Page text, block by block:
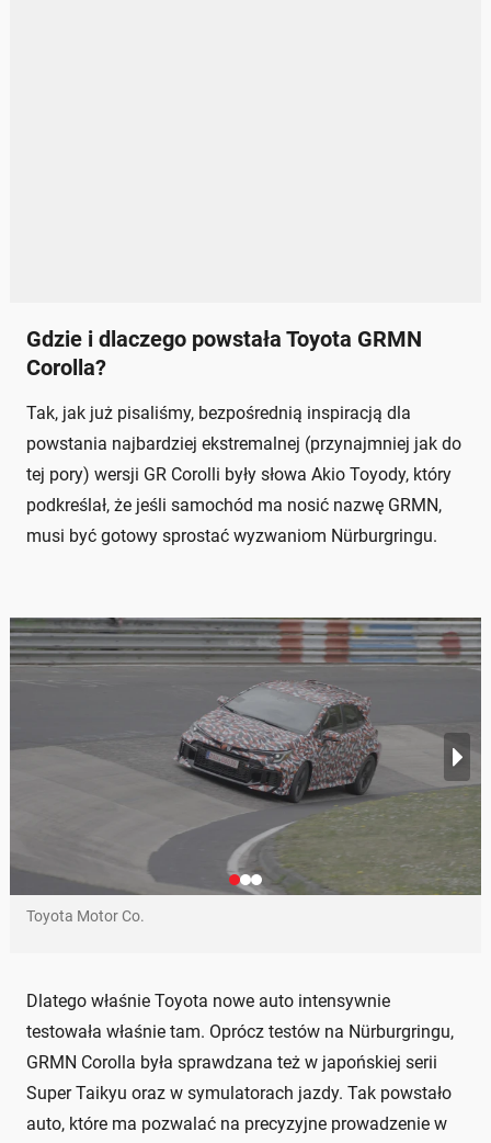
Gdzie i dlaczego powstała Toyota GRMN
Corolla?
Tak, jak już pisaliśmy, bezpośrednią inspiracją dla
powstania najbardziej ekstremalnej (przynajmniej jak do
tej pory) wersji GR Corolli były słowa Akio Toyody, który
podkreślał, że jeśli samochód ma nosić nazwę GRMN,
musi być gotowy sprostać wyzwaniom Nürburgringu.
Toyota Motor Co.
Dlatego właśnie Toyota nowe auto intensywnie
testowała właśnie tam. Oprócz testów na Nürburgringu,
GRMN Corolla była sprawdzana też w japońskiej serii
Super Taikyu oraz w symulatorach jazdy. Tak powstało
auto, które ma pozwalać na precyzyjne prowadzenie w